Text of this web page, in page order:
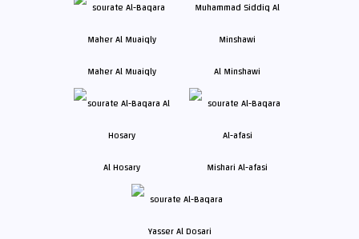
Maher Al Muaiqly Al Minshawi
Al Hosary Mishari Al-afasi